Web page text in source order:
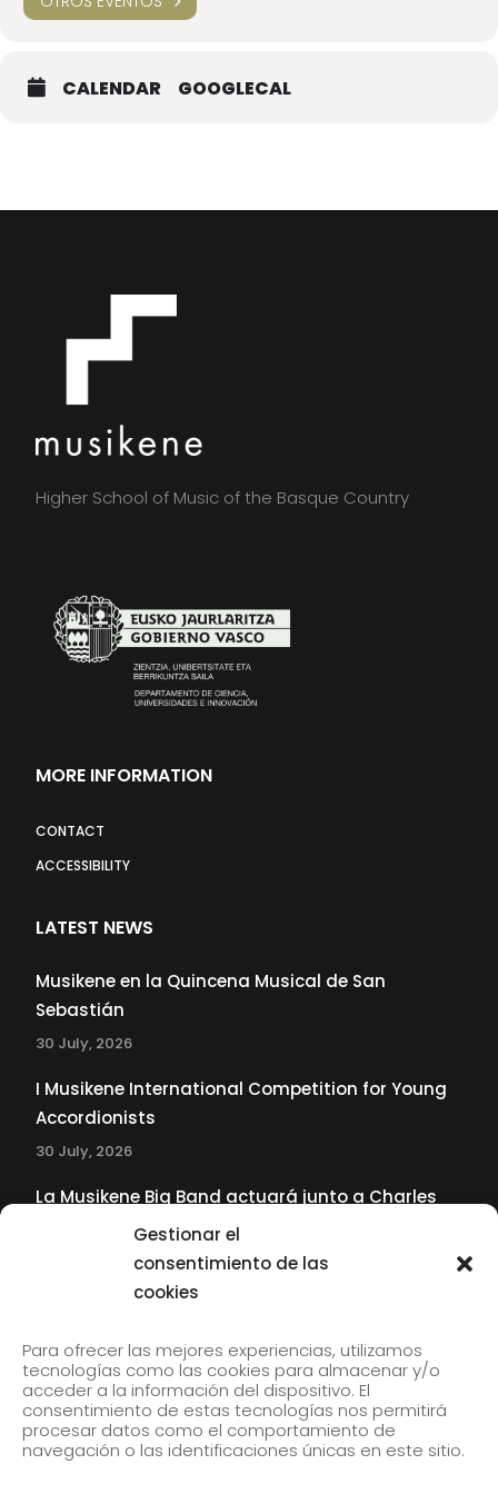
Gestionar el
consentimiento de las
cookies
Para ofrecer las mejores experiencias, utilizamos
tecnologías como las cookies para almacenar y/o
acceder a la información del dispositivo. El
consentimiento de estas tecnologías nos permitirá
procesar datos como el comportamiento de
navegación o las identificaciones únicas en este sitio.
CALENDAR GOOGLECAL
Higher School of Music of the Basque Country
MORE INFORMATION
CONTACT
ACCESSIBILITY
LATEST NEWS
Musikene en la Quincena Musical de San
Sebastián
30 July, 2026
I Musikene International Competition for Young
Accordionists
30 July, 2026
La Musikene Big Band actuará junto a Charles
Tolliver en el 61 Jazzaldia
Subscribe to our newsletter to receive our news by
email.